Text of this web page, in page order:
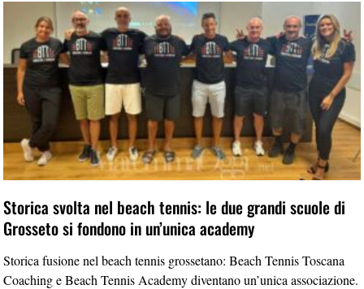
Storica svolta nel beach tennis: le due grandi scuole di
Grosseto si fondono in un’unica academy
Storica fusione nel beach tennis grossetano: Beach Tennis Toscana
Coaching e Beach Tennis Academy diventano un’unica associazione.